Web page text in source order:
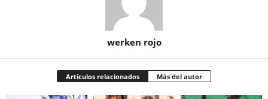
werken rojo
Artículos relacionados Más del autor